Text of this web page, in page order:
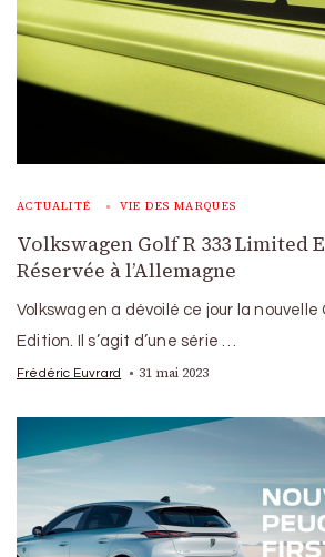
ACTUALITÉ VIE DES MARQUES
Volkswagen Golf R 333 Limited
Réservée à l’Allemagne
Volkswagen a dévoilé ce jour la nouvelle
Edition. Il s’agit d’une série …
Frédéric Euvrard 31 mai 2023